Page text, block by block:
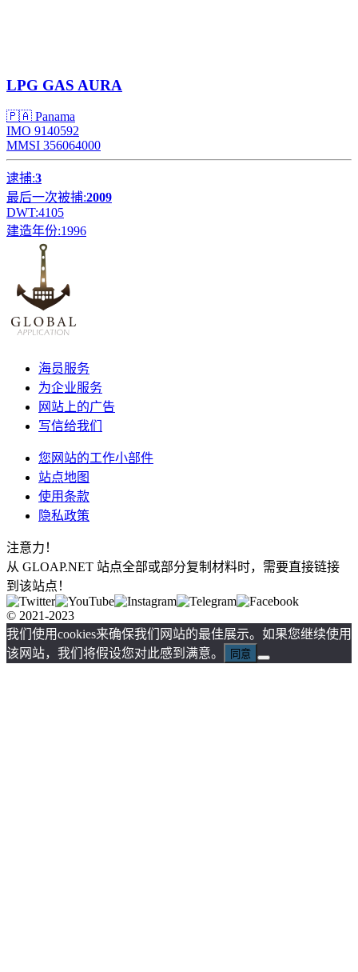
LPG GAS AURA
🇵🇦 Panama
IMO 9140592
MMSI 356064000
逮捕:3
最后一次被捕:2009
DWT:4105
建造年份:1996
海员服务
为企业服务
网站上的广告
写信给我们
您网站的工作小部件
站点地图
使用条款
隐私政策
注意力！
从 GLOAP.NET 站点全部或部分复制材料时，需要直接链接
到该站点！
© 2021-2023
我们使用cookies来确保我们网站的最佳展示。如果您继续使用
该网站，我们将假设您对此感到满意。
同意